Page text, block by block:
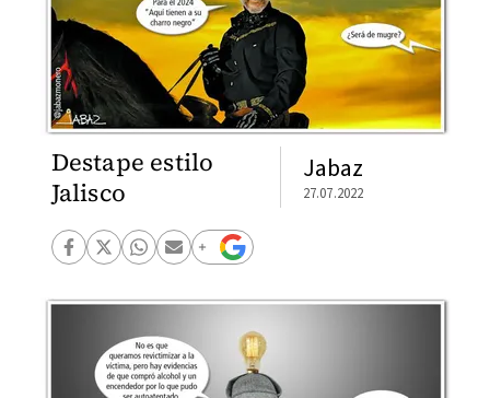
Destape estilo
Jalisco
Jabaz
27.07.2022